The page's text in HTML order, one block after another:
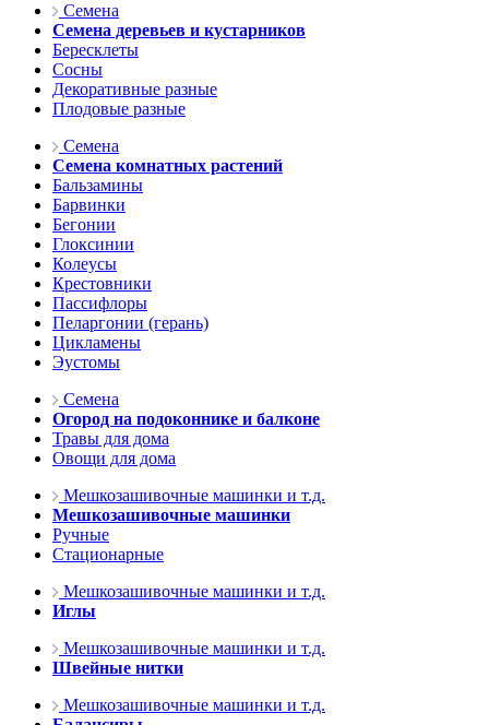
Семена
Семена деревьев и кустарников
Бересклеты
Сосны
Декоративные разные
Плодовые разные
Семена
Семена комнатных растений
Бальзамины
Барвинки
Бегонии
Глоксинии
Колеусы
Крестовники
Пассифлоры
Пеларгонии (герань)
Цикламены
Эустомы
Семена
Огород на подоконнике и балконе
Травы для дома
Овощи для дома
Мешкозашивочные машинки и т.д.
Мешкозашивочные машинки
Ручные
Стационарные
Мешкозашивочные машинки и т.д.
Иглы
Мешкозашивочные машинки и т.д.
Швейные нитки
Мешкозашивочные машинки и т.д.